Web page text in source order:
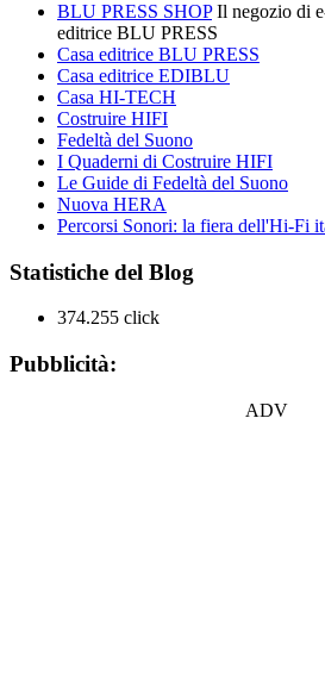
BLU PRESS SHOPIl negozio di
editrice BLU PRESS
Casa editrice BLU PRESS
Casa editrice EDIBLU
Casa HI-TECH
Costruire HIFI
Fedeltà del Suono
I Quaderni di Costruire HIFI
Le Guide di Fedeltà del Suono
Nuova HERA
Percorsi Sonori: la fiera dell'Hi-Fi
Statistiche del Blog
374.255 click
Pubblicità:
ADV